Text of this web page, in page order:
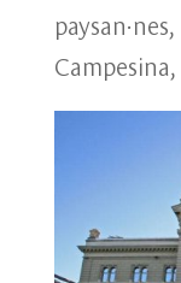
paysan·nes,
Campesina,